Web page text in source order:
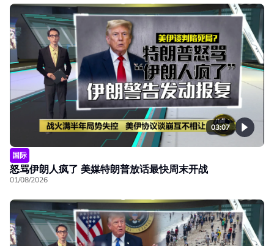
03:07
国际
怒骂伊朗人疯了 美媒特朗普放话最快周末开战
01/08/2026